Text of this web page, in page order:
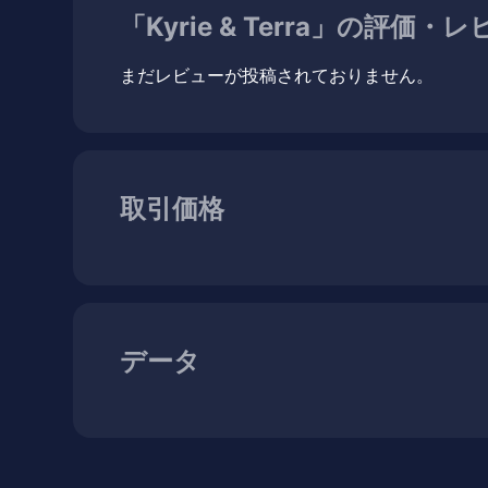
「Kyrie & Terra」の評価・レ
まだレビューが投稿されておりません。
取引価格
データ